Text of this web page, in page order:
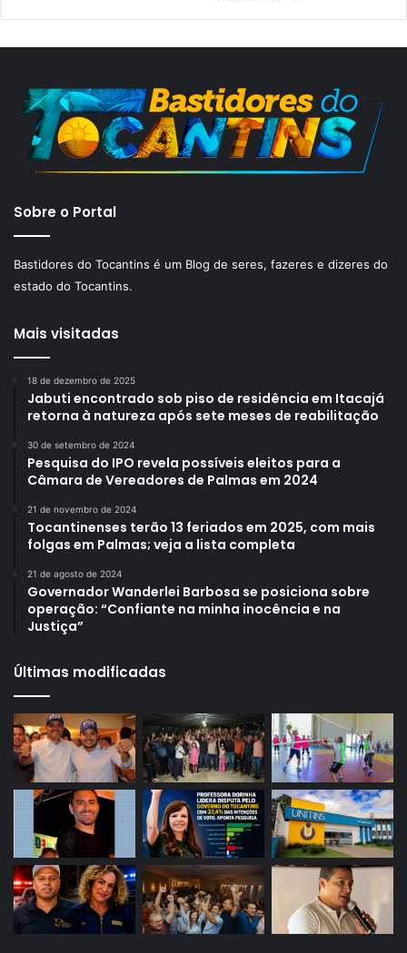
Sobre o Portal
Bastidores do Tocantins é um Blog de seres, fazeres e dizeres do
estado do Tocantins.
Mais visitadas
18 de dezembro de 2025
Jabuti encontrado sob piso de residência em Itacajá
retorna à natureza após sete meses de reabilitação
30 de setembro de 2024
Pesquisa do IPO revela possíveis eleitos para a
Câmara de Vereadores de Palmas em 2024
21 de novembro de 2024
Tocantinenses terão 13 feriados em 2025, com mais
folgas em Palmas; veja a lista completa
21 de agosto de 2024
Governador Wanderlei Barbosa se posiciona sobre
operação: “Confiante na minha inocência e na
Justiça”
Últimas modificadas